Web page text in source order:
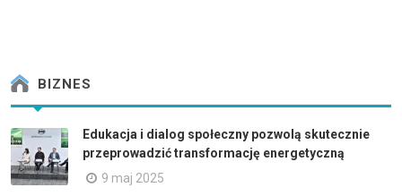
BIZNES
Edukacja i dialog społeczny pozwolą skutecznie
przeprowadzić transformację energetyczną
9 maj 2025